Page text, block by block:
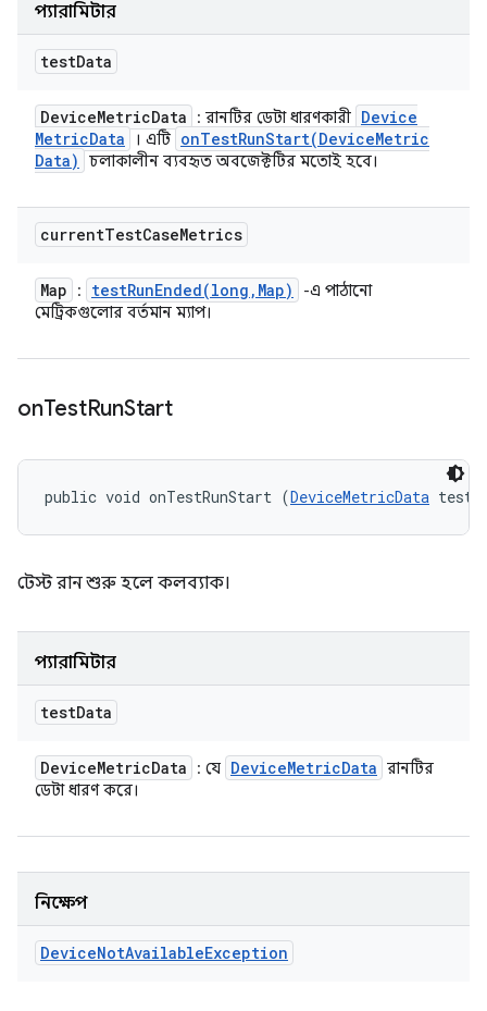
প্যারামিটার
testData
DeviceMetricData : রানটির ডেটা ধারণকারী Device
MetricData । এটি onTestRunStart(DeviceMetric
Data)
চলাকালীন ব্যবহৃত অবজেক্টটির মতোই হবে।
currentTestCaseMetrics
Map : testRunEnded(long , Map)
-এ পাঠানো
মেট্রিকগুলোর বর্তমান ম্যাপ।
onTestRunStart
public void onTestRunStart (DeviceMetricData
টেস্ট রান শুরু হলে কলব্যাক।
প্যারামিটার
testData
DeviceMetricData : যে DeviceMetricData রানটির
ডেটা ধারণ করে।
নিক্ষেপ
DeviceNotAvailableException